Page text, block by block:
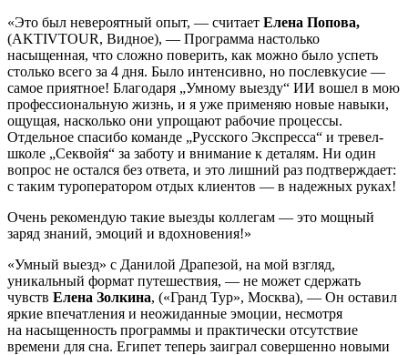
«Это был невероятный опыт, — считает Елена Попова,
(AKTIVTOUR, Видное), — Программа настолько
насыщенная, что сложно поверить, как можно было успеть
столько всего за 4 дня. Было интенсивно, но послевкусие —
самое приятное! Благодаря „Умному выезду“ ИИ вошел в мою
профессиональную жизнь, и я уже применяю новые навыки,
ощущая, насколько они упрощают рабочие процессы.
Отдельное спасибо команде „Русского Экспресса“ и тревел-
школе „Секвойя“ за заботу и внимание к деталям. Ни один
вопрос не остался без ответа, и это лишний раз подтверждает:
с таким туроператором отдых клиентов — в надежных руках!
Очень рекомендую такие выезды коллегам — это мощный
заряд знаний, эмоций и вдохновения!»
«Умный выезд» с Данилой Драпезой, на мой взгляд,
уникальный формат путешествия, — не может сдержать
чувств Елена Золкина, («Гранд Тур», Москва), — Он оставил
яркие впечатления и неожиданные эмоции, несмотря
на насыщенность программы и практически отсутствие
времени для сна. Египет теперь заиграл совершенно новыми